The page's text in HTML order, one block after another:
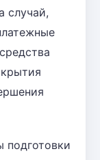
случай,
подготовки